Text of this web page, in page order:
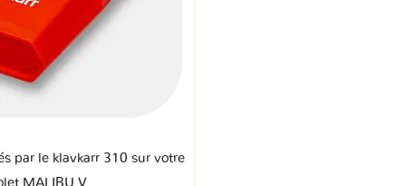
par le klavkarr 310 sur votre
MALIBU V